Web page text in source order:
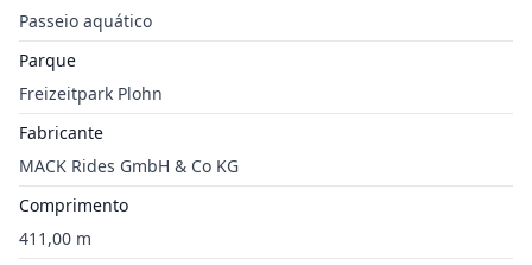
Passeio aquático
Parque
Freizeitpark Plohn
Fabricante
MACK Rides GmbH & Co KG
Comprimento
411,00 m